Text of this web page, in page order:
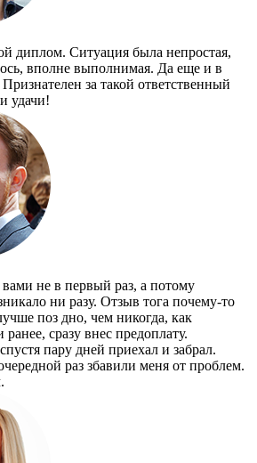
диплом. Ситуация была непростая,
вполне выполнимая. Да еще и в
за такой ответственный
удачи!
не в первый раз, а потому
ни разу. Отзыв тога почему-то
поз дно, чем никогда, как
сразу внес предоплату.
пару дней приехал и забрал.
раз збавили меня от проблем.